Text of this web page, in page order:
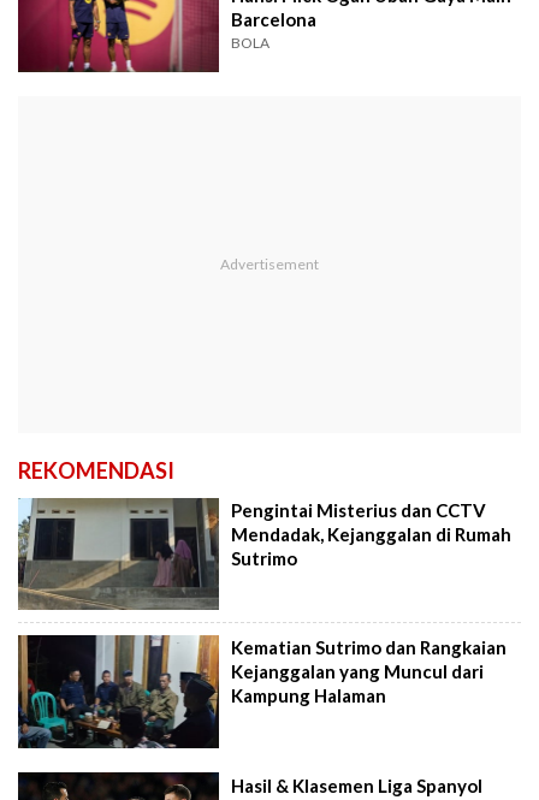
Barcelona
BOLA
REKOMENDASI
Pengintai Misterius dan CCTV
Mendadak, Kejanggalan di Rumah
Sutrimo
Kematian Sutrimo dan Rangkaian
Kejanggalan yang Muncul dari
Kampung Halaman
Hasil & Klasemen Liga Spanyol